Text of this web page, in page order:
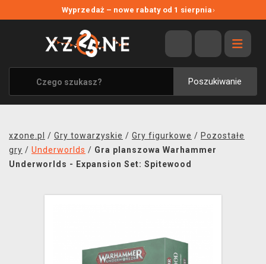
Wyprzedaż – nowe rabaty od 1 sierpnia›
Poszukiwanie
WYPRZEDAŻ
WSZYSTKIE MARKI
XZONE ORIGINALS
UBRANIA I AKCESORIA
SOUNDTRACKI
xzone.pl / Gry towarzyskie / Gry figurkowe / Pozostałe
gry / Underworlds / Gra planszowa Warhammer
Underworlds - Expansion Set: Spitewood